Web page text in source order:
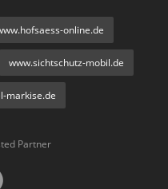
online.de
www.sichtschutz-mobil.de
markise.de